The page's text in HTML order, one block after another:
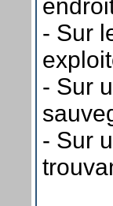
- Sur
- Sur
- Sur